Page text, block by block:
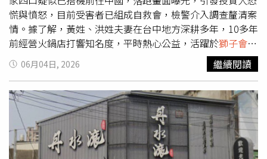
況。外傳兩人名下擁有約20筆不動產，檢警未來將進一步清
查相關財產，作為後續追償的重要依據。除了投資人之外，
火鍋店停業也衝擊基層員工生計。台中市政府勞工局證實，
目前已有18名員工提出勞資爭議調解申請，案件均已受理。
勞工局表示，將全力協助勞工爭取應有權益，若業者確實停
業並涉及欠薪、退休金或資遣費問題，也可依規定申請歇業
事實認定及工資墊償。據了解，部分員工因長期信任負責
人，不僅在公司任職，也將個人積蓄投入相關投資計畫，甚
至有人將薪資帳戶交由對方操作。未料事件爆發後，帳戶資
金幾乎被提領一空，多年存款瞬間化為烏有，成為本案另一
慌與憤怒，目前受害者已組成自救會，檢警介入調查釐清案
情。據了解，黃姓、洪姓夫妻在台中地方深耕多年，10多年
前經營火鍋店打響知名度，平時熱心公益，活躍於獅子會、
婦女會等各類社團，並陸續拓展旅行社、徵信社等事業版
圖，在地方人脈廣泛、形象良好。近年來，夫妻倆以高額利
息吸引親友及社團成員投資，不少人投入數百萬至數千萬元
資金，甚至有人砸下上億元，希望藉此獲取穩定收益。受害
者指出，夫妻倆會開立包含本金與利息的本票作為擔保，初
期也確實按時支付利息，讓不少投資人嘗到甜頭後選擇將獲
利再投入，甚至介紹親友加入，形成「吃好逗相報」效應。
06月04日, 2026 繼續閱讀